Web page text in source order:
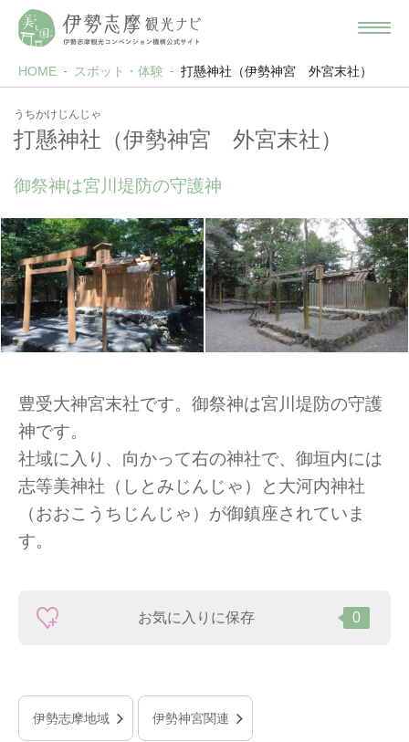
HOME スポット・体験 打懸神社（伊勢神宮 外宮末社）
うちかけじんじゃ
打懸神社（伊勢神宮 外宮末社）
御祭神は宮川堤防の守護神
豊受大神宮末社です。御祭神は宮川堤防の守護
神です。
社域に入り、向かって右の神社で、御垣内には
志等美神社（しとみじんじゃ）と大河内神社
（おおこうちじんじゃ）が御鎮座されていま
す。
お気に入りに保存 0
伊勢志摩地域 伊勢神宮関連